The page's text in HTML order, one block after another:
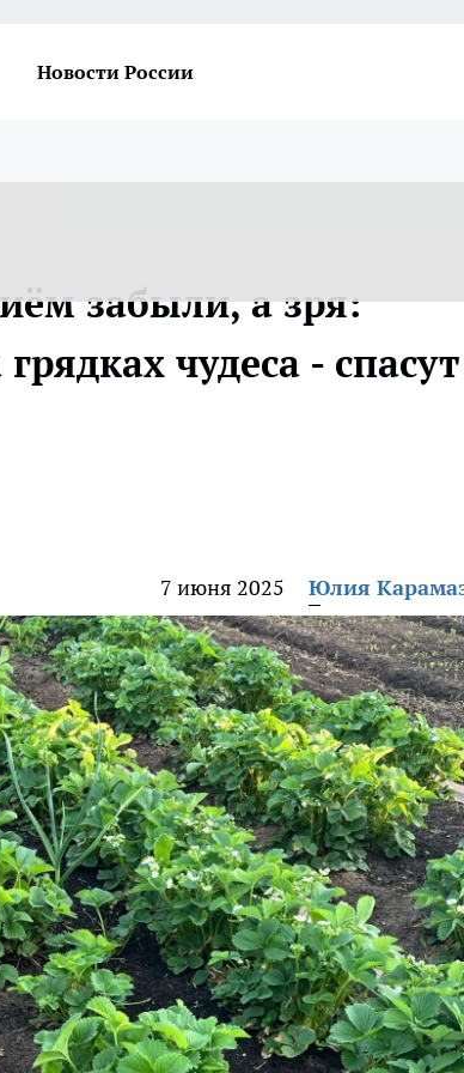
Новости России
забыли, а зря:
чудеса - спасут
7 июня 2025 Юлия